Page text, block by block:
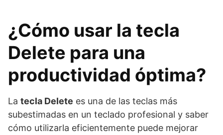
¿Cómo usar la tecla
Delete para una
productividad óptima?
La tecla Delete es una de las teclas más
subestimadas en un teclado profesional y saber
cómo utilizarla eficientemente puede mejorar